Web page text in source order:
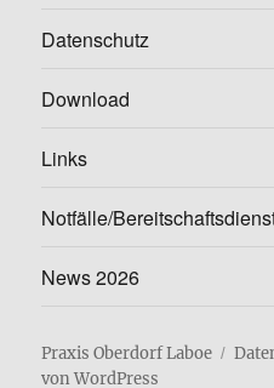
Datenschutz
Download
Links
Notfälle/
News 2026
Praxis Oberdorf Laboe
von WordPress